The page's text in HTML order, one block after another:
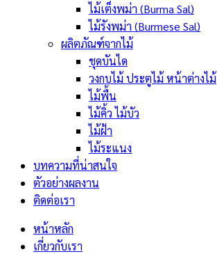
ไม้เต็งพม่า (Burma Sal)
ไม้รังพม่า (Burmese Sal)
ผลิตภัณฑ์จากไม้
ชุดบันได
วงกบไม้ ประตูไม้ หน้าต่างไม้
ไม้พื้น
ไม้คิ้ว ไม้บัว
ไม้ฝ้า
ไม้ระแนง
บทความที่น่าสนใจ
ตัวอย่างผลงาน
ติดต่อเรา
หน้าหลัก
เกี่ยวกับเรา